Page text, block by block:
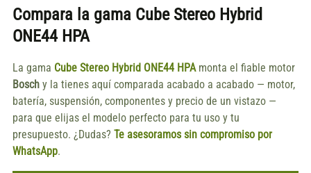
Compara la gama Cube Stereo Hybrid
ONE44 HPA
La gama Cube Stereo Hybrid ONE44 HPAmonta el fiable motor
Boschy la tienes aquí comparada acabado a acabado — motor,
batería, suspensión, componentes y precio de un vistazo —
para que elijas el modelo perfecto para tu uso y tu
presupuesto. ¿Dudas? Te asesoramos sin compromiso por
WhatsApp.